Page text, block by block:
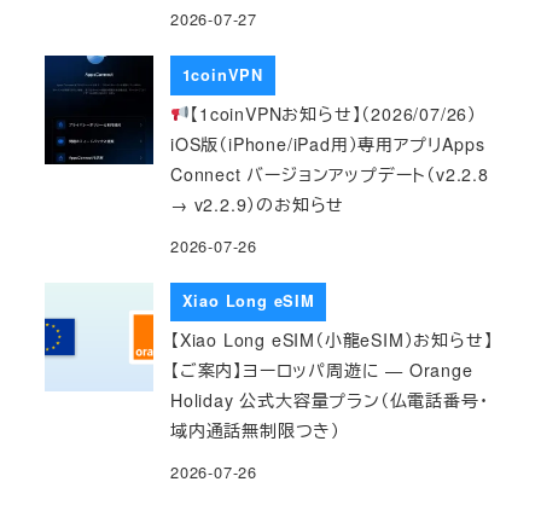
2026-07-27
1coinVPN
【1coinVPNお知らせ】（2026/07/26）
iOS版（iPhone/iPad用）専用アプリApps
Connect バージョンアップデート（v2.2.8
→ v2.2.9）のお知らせ
2026-07-26
Xiao Long eSIM
【Xiao Long eSIM（小龍eSIM）お知らせ】
【ご案内】ヨーロッパ周遊に — Orange
Holiday 公式大容量プラン（仏電話番号・
域内通話無制限つき）
2026-07-26